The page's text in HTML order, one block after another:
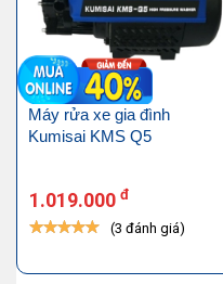
Máy rửa xe gia đình
Kumisai KMS Q5
1.019.000 đ
(3 đánh giá)